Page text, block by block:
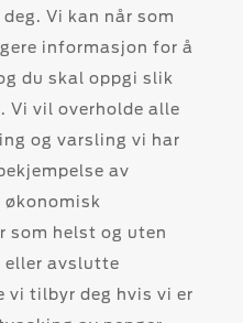
Vi kan når som
informasjon for å
du skal oppgi slik
Vi vil overholde alle
og varsling vi har
av
økonomisk
som helst og uten
eller avslutte
vi tilbyr deg hvis vi er